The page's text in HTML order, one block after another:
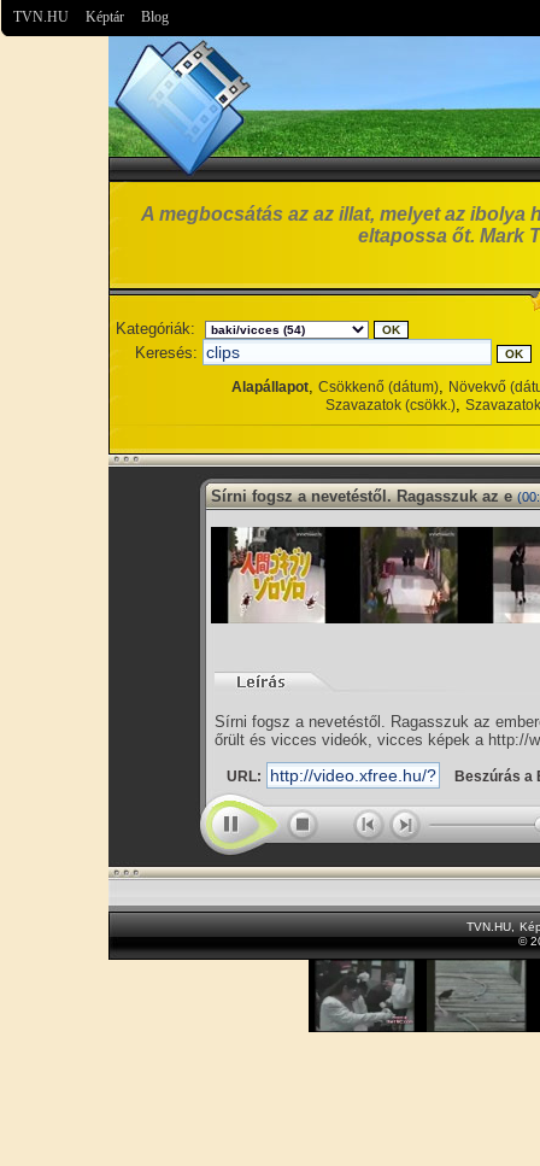
TVN.HU Képtár Blog
A megbocsátás az az illat, melyet az ibolya
eltapossa őt. Mark
Kategóriák:
Keresés:
Alapállapot, Csökkenő (dátum), Növekvő
Szavazatok (csökk.),
Sírni fogsz a nevetéstől. Ragasszuk az e
Sírni fogsz a nevetéstől. Ragasszuk az
őrült és vicces videók, vicces képek a http://
URL: Beszúrás a
TVN.HU
©